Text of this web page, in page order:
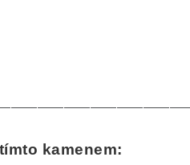
kamenem: